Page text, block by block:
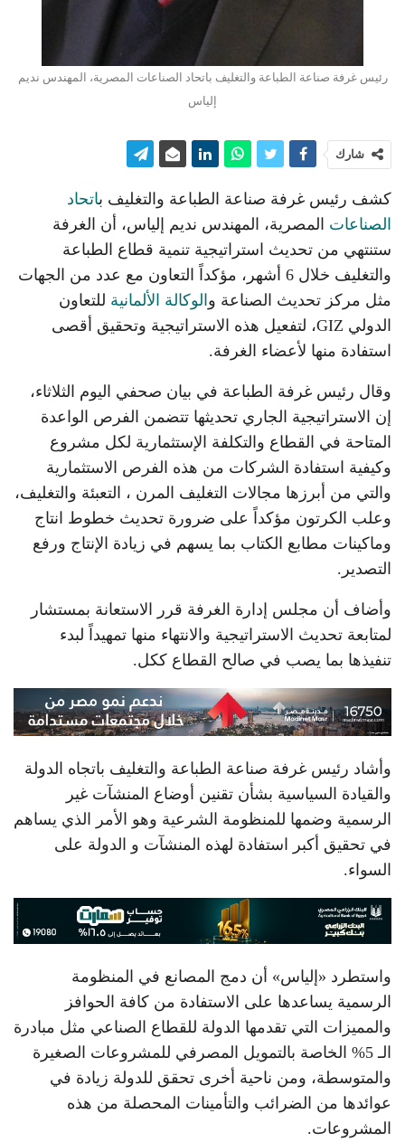
رئيس غرفة صناعة الطباعة والتغليف باتحاد الصناعات المصرية، المهندس نديم
إلياس
شارك
كشف رئيس غرفة صناعة الطباعة والتغليف باتحاد
الصناعات المصرية، المهندس نديم إلياس، أن الغرفة
ستنتهي من تحديث استراتيجية تنمية قطاع الطباعة
والتغليف خلال 6 أشهر، مؤكداً التعاون مع عدد من الجهات
مثل مركز تحديث الصناعة و الوكالة الألمانية للتعاون
الدولي GIZ، لتفعيل هذه الاستراتيجية وتحقيق أقصى
استفادة منها لأعضاء الغرفة.
وقال رئيس غرفة الطباعة في بيان صحفي اليوم الثلاثاء،
إن الاستراتيجية الجاري تحديثها تتضمن الفرص الواعدة
المتاحة في القطاع والتكلفة الإستثمارية لكل مشروع
وكيفية استفادة الشركات من هذه الفرص الاستثمارية
والتي من أبرزها مجالات التغليف المرن ، التعبئة والتغليف،
وعلب الكرتون مؤكداً على ضرورة تحديث خطوط انتاج
وماكينات مطابع الكتاب بما يسهم في زيادة الإنتاج ورفع
التصدير.
وأضاف أن مجلس إدارة الغرفة قرر الاستعانة بمستشار
لمتابعة تحديث الاستراتيجية والانتهاء منها تمهيداً لبدء
تنفيذها بما يصب في صالح القطاع ككل.
وأشاد رئيس غرفة صناعة الطباعة والتغليف باتجاه الدولة
والقيادة السياسية بشأن تقنين أوضاع المنشآت غير
الرسمية وضمها للمنظومة الشرعية وهو الأمر الذي يساهم
في تحقيق أكبر استفادة لهذه المنشآت و الدولة على
السواء.
واستطرد «إلياس» أن دمج المصانع في المنظومة
الرسمية يساعدها على الاستفادة من كافة الحوافز
والمميزات التي تقدمها الدولة للقطاع الصناعي مثل مبادرة
الـ 5% الخاصة بالتمويل المصرفي للمشروعات الصغيرة
والمتوسطة، ومن ناحية أخرى تحقق للدولة زيادة في
عوائدها من الضرائب والتأمينات المحصلة من هذه
المشروعات.